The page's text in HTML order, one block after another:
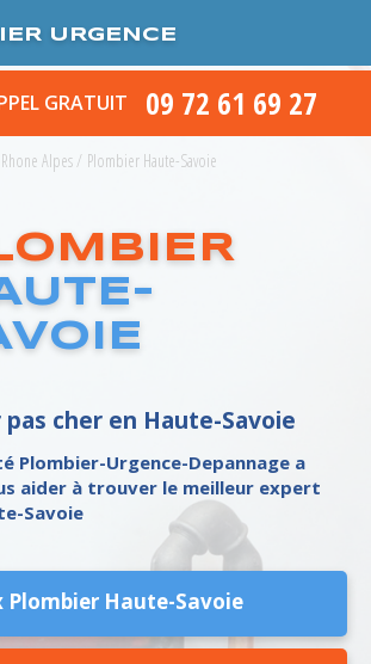
URGENCE
GRATUIT 09 72 61 69 27
Alpes/ Plombier Haute-Savoie
cher en Haute-Savoie
Plombier-Urgence-Depannage a
aider à trouver le meilleur expert
Savoie
Plombier Haute-Savoie